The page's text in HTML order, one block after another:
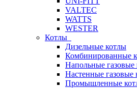
VALTEC
WATTS
WESTER
Котлы
Дизельные котлы
Комбинированные
Напольные газовые
Настенные газовые
Промышленные